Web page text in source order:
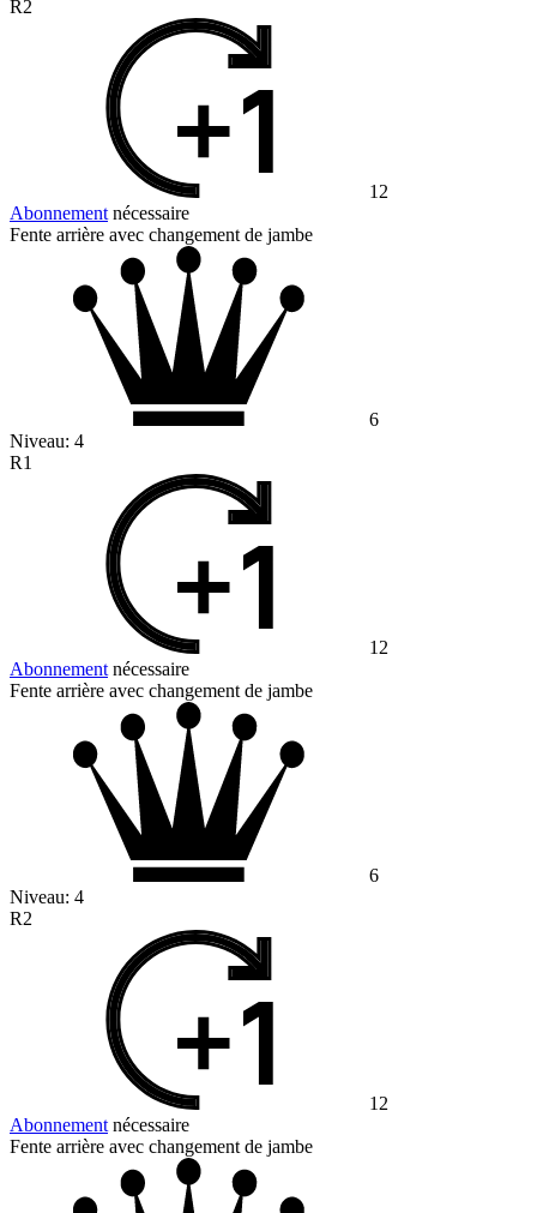
R2
12
Abonnement nécessaire
Fente arrière avec changement de jambe
6
Niveau: 4
R1
12
Abonnement nécessaire
Fente arrière avec changement de jambe
6
Niveau: 4
R2
12
Abonnement nécessaire
Fente arrière avec changement de jambe